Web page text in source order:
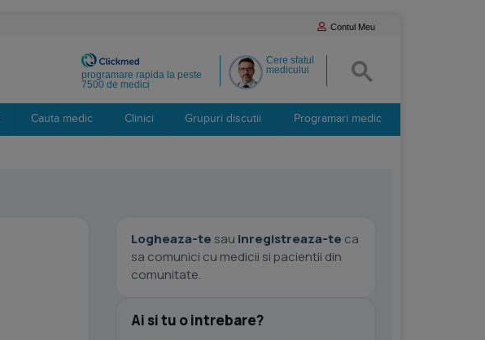
Contul Meu
Cere sfatul
medicului
programare rapida la peste
7500 de medici
Cauta medic Clinici Grupuri discutii Programari medic
Logheaza-te sau inregistreaza-te ca
sa comunici cu medicii si pacientii din
comunitate.
Ai si tu o intrebare?